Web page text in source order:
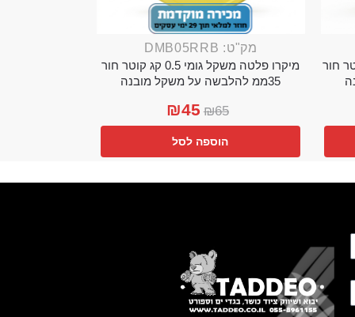
0.25 קג קוטר חור
מק"ט: DMB05RRB
מיקרו פלטה משקל גומי 0.5 קג קוטר חור
35ממ להלבשה על משקל מובנה
₪65
₪45
הוספה לסל